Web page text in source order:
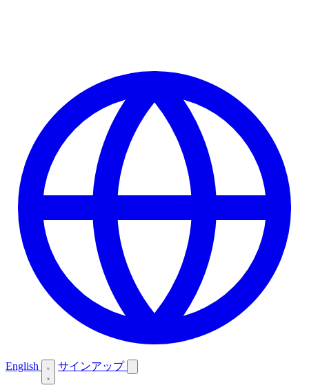
English サインアップ